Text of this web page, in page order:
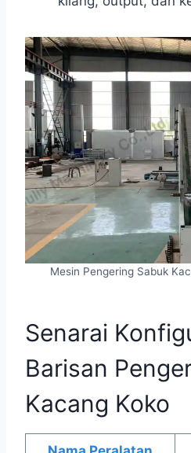
Mesin Pengering Sabuk
Senarai
Barisan
Kacang Koko